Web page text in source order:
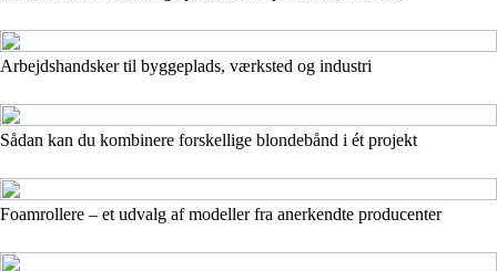
Arbejdshandsker til byggeplads, værksted og industri
Sådan kan du kombinere forskellige blondebånd i ét projekt
Foamrollere – et udvalg af modeller fra anerkendte producenter